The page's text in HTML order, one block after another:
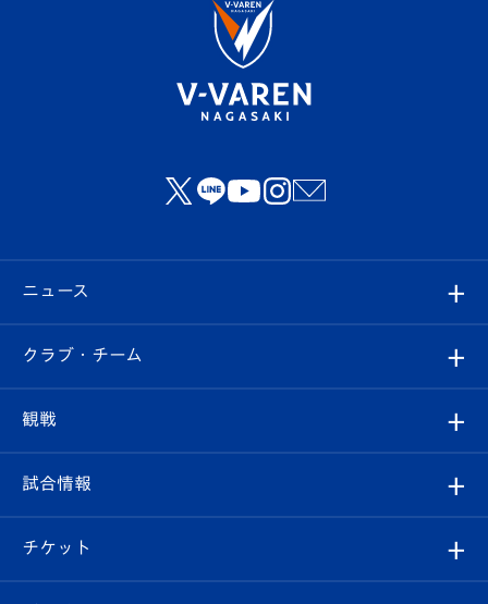
ニュース
すべて
クラブ
試合情報
クラブ・チーム
クラブ概要
エンブレム紹介
観戦
観戦ルール
はじめての観戦ガイド
試合情報
試合日程/結果
チケット